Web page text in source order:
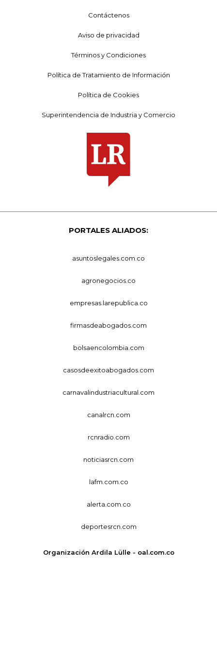
Contáctenos
Aviso de privacidad
Términos y Condiciones
Política de Tratamiento de Información
Política de Cookies
Superintendencia de Industria y Comercio
PORTALES ALIADOS:
asuntoslegales.com.co
agronegocios.co
empresas.larepublica.co
firmasdeabogados.com
bolsaencolombia.com
casosdeexitoabogados.com
carnavalindustriacultural.com
canalrcn.com
rcnradio.com
noticiasrcn.com
lafm.com.co
alerta.com.co
deportesrcn.com
Organización Ardila Lülle - oal.com.co